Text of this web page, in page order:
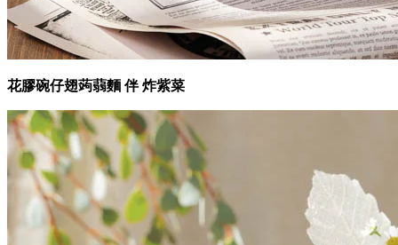
花膠碗仔翅蒟蒻麵 伴 炸紫菜